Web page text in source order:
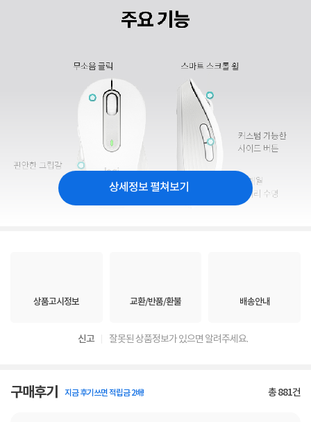
상세정보 펼쳐보기
상품고시정보 교환/반품/환불 배송안내
신고 잘못된 상품정보가 있으면 알려주세요.
구매후기 지금 후기쓰면 적립금 2배! 총881건